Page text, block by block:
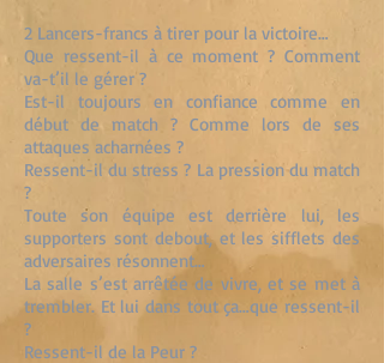
2 Lancers-francs à tirer pour la victoire…
Que ressent-il à ce moment ? Comment
va-t’il le gérer ?
Est-il toujours en confiance comme en
début de match ? Comme lors de ses
attaques acharnées ?
Ressent-il du stress ? La pression du match
?
Toute son équipe est derrière lui, les
supporters sont debout, et les sifflets des
adversaires résonnent…
La salle s’est arrêtée de vivre, et se met à
trembler. Et lui dans tout ça…que ressent-il
?
Ressent-il de la Peur ?